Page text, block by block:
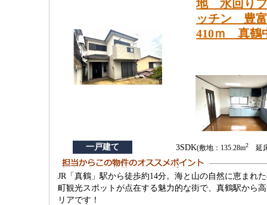
地 水回りフ
ッチン 豊
410ｍ 真鶴
一戸建て 3SDK(敷地：135.28m2延床
JR「真鶴」駅から徒歩約14分。海と山の自然に恵まれ
町観光スポットが点在する魅力的な街で、真鶴駅から
リアです！